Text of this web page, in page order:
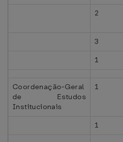
2
3
1
Coordenação-Geral
de Estudos
Institucionais
1
1